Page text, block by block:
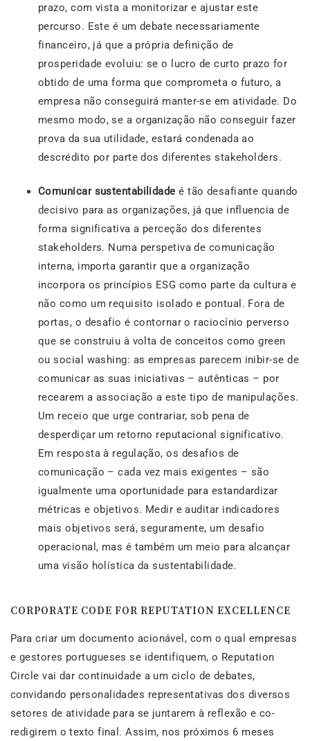
prazo, com vista a monitorizar e ajustar este
percurso. Este é um debate necessariamente
financeiro, já que a própria definição de
prosperidade evoluiu: se o lucro de curto prazo for
obtido de uma forma que comprometa o futuro, a
empresa não conseguirá manter-se em atividade. Do
mesmo modo, se a organização não conseguir fazer
prova da sua utilidade, estará condenada ao
descrédito por parte dos diferentes stakeholders.
Comunicar sustentabilidade é tão desafiante quando
decisivo para as organizações, já que influencia de
forma significativa a perceção dos diferentes
stakeholders. Numa perspetiva de comunicação
interna, importa garantir que a organização
incorpora os princípios ESG como parte da cultura e
não como um requisito isolado e pontual. Fora de
portas, o desafio é contornar o raciocínio perverso
que se construiu à volta de conceitos como green
ou social washing: as empresas parecem inibir-se de
comunicar as suas iniciativas – autênticas – por
recearem a associação a este tipo de manipulações.
Um receio que urge contrariar, sob pena de
desperdiçar um retorno reputacional significativo.
Em resposta à regulação, os desafios de
comunicação – cada vez mais exigentes – são
igualmente uma oportunidade para estandardizar
métricas e objetivos. Medir e auditar indicadores
mais objetivos será, seguramente, um desafio
operacional, mas é também um meio para alcançar
uma visão holística da sustentabilidade.
CORPORATE CODE FOR REPUTATION EXCELLENCE
Para criar um documento acionável, com o qual empresas
e gestores portugueses se identifiquem, o Reputation
Circle vai dar continuidade a um ciclo de debates,
convidando personalidades representativas dos diversos
setores de atividade para se juntarem à reflexão e co-
redigirem o texto final. Assim, nos próximos 6 meses